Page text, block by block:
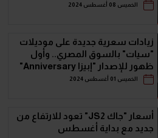
الخميس 08 أغسطس 2024
زيادات سعرية جديدة على موديلات
"سيات" بالسوق المصري.. وأول
ظهور للإصدار "إبيزا Anniversary"
الخميس 01 أغسطس 2024
أسعار "جاك JS2" تعود للارتفاع من
جديد مع بداية أغسطس